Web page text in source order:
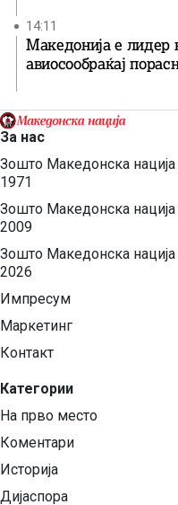
14:11
Македонија е лидер
авиосообраќај
За нас
Зошто Македонска нација
1971
Зошто Македонска нација
2009
Зошто Македонска нација
2026
Импресум
Маркетинг
Контакт
Категории
На прво место
Коментари
Историја
Дијаспора